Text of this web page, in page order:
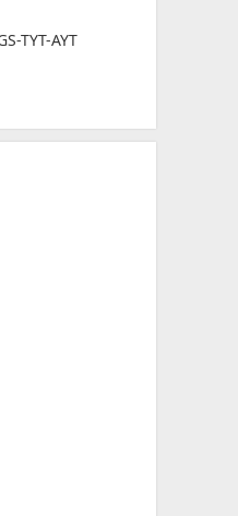
TYT-AYT